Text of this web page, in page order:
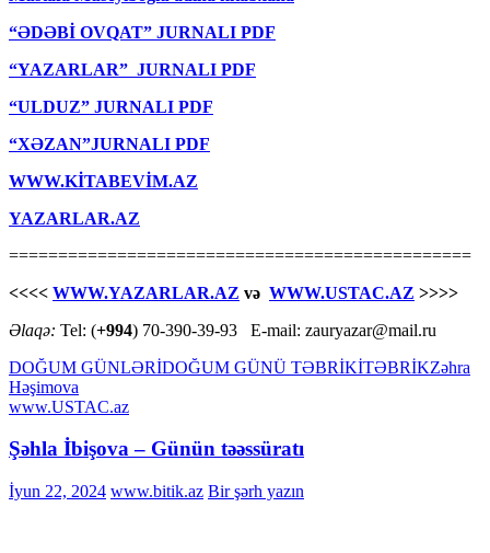
“ƏDƏBİ OVQAT” JURNALI PDF
“YAZARLAR” JURNALI PDF
“ULDUZ” JURNALI PDF
“XƏZAN”JURNALI PDF
WWW.KİTABEVİM.AZ
YAZARLAR.AZ
===============================================
<<<< WWW.YAZARLAR.AZ və WWW.USTAC.AZ >>>>
Əlaqə: Tel: (+994) 70-390-39-93 E-mail: zauryazar@mail.ru
DOĞUM GÜNLƏRİDOĞUM GÜNÜ TƏBRİKİTƏBRİKZəhra
Həşimova
www.USTAC.az
Şəhla İbişova – Günün təəssüratı
İyun 22, 2024 www.bitik.az Bir şərh yazın